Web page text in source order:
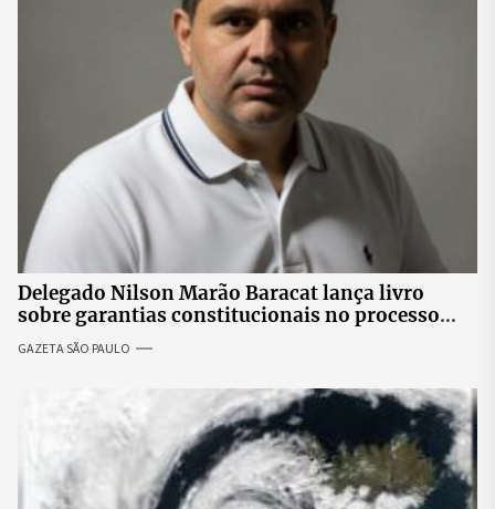
Delegado Nilson Marão Baracat lança livro
sobre garantias constitucionais no processo
penal brasileiro
GAZETA SÃO PAULO